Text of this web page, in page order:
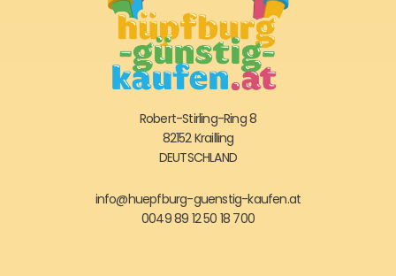
Robert-Stirling-Ring 8
82152 Krailling
DEUTSCHLAND
info@huepfburg-guenstig-kaufen.at
0049 89 12 50 18 700